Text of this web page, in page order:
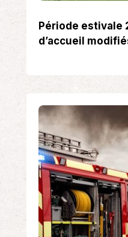
Période estivale
d’accueil